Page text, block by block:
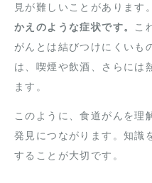
見が難しいことがあります
かえのような症状です。 こ
がんとは結びつけにくいも
は、喫煙や飲酒、さらには
ます。
このように、食道がんを理
発見につながります。知識
することが大切です。